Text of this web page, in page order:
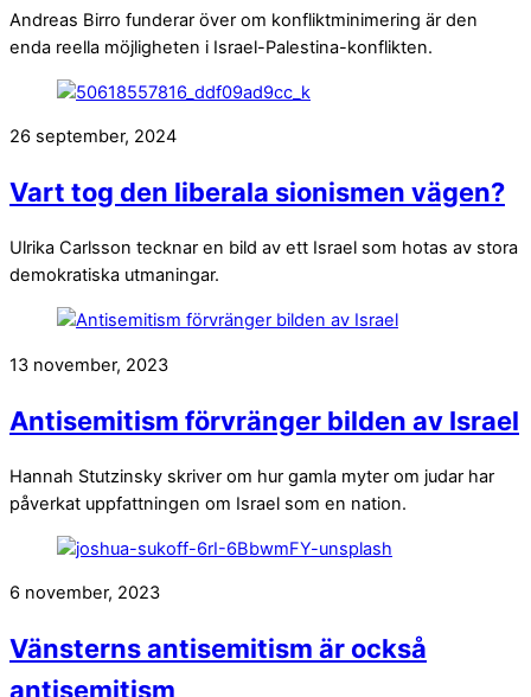
Andreas Birro funderar över om konfliktminimering är den
enda reella möjligheten i Israel-Palestina-konflikten.
26 september, 2024
Vart tog den liberala sionismen vägen?
Ulrika Carlsson tecknar en bild av ett Israel som hotas av stora
demokratiska utmaningar.
13 november, 2023
Antisemitism förvränger bilden av Israel
Hannah Stutzinsky skriver om hur gamla myter om judar har
påverkat uppfattningen om Israel som en nation.
6 november, 2023
Vänsterns antisemitism är också
antisemitism